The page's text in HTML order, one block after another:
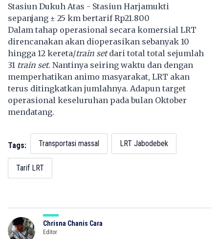
Stasiun Dukuh Atas - Stasiun Harjamukti
sepanjang ± 25 km bertarif Rp21.800
Dalam tahap operasional secara komersial LRT
direncanakan akan dioperasikan sebanyak 10
hingga 12 kereta/train setdari total total sejumlah
31 train set. Nantinya seiring waktu dan dengan
memperhatikan animo masyarakat, LRT akan
terus ditingkatkan jumlahnya. Adapun target
operasional keseluruhan pada bulan Oktober
mendatang.
Tags: Transportasi massal LRT Jabodebek
Tarif LRT
Chrisna Chanis Cara
Editor